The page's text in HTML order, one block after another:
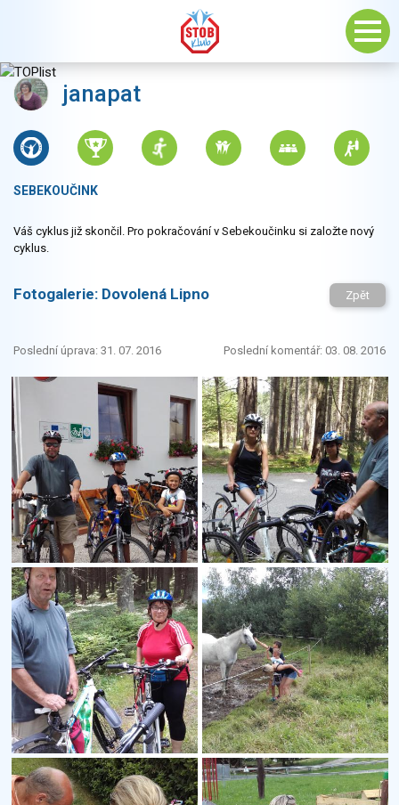
janapat
SEBEKOUČINK
Váš cyklus již skončil. Pro pokračování v Sebekoučinku si založte nový
cyklus.
Fotogalerie: Dovolená Lipno Zpět
Poslední úprava: 31. 07. 2016 Poslední komentář: 03. 08. 2016